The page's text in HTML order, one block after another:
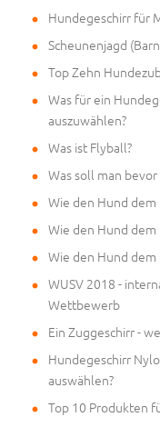
Hundegeschirr für
Scheunenjagd
Top Zehn
Was für ein
auszuwählen?
Was ist Flyball?
Was soll man
Wie den Hund
Wie den Hund
Wie den Hund
WUSV 2018 -
Wettbewerb
Ein Zuggeschirr -
Hundegeschirr
auswählen?
Top 10 Produkten